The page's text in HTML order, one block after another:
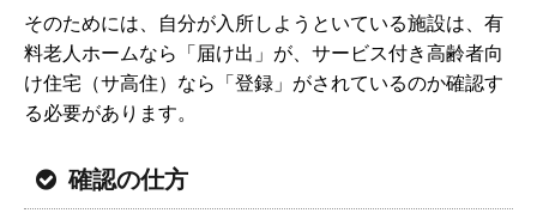
そのためには、自分が入所しようといている施設は、有
料老人ホームなら「届け出」が、サービス付き高齢者向
け住宅（サ高住）なら「登録」がされているのか確認す
る必要があります。
確認の仕方